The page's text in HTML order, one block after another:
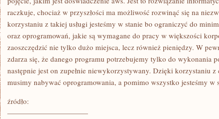
raczkuje, chociaż w przyszłości ma możliwość rozwinąć się na
korzystaniu z takiej usługi jesteśmy w stanie bo ograniczyć do
oraz oprogramowań, jakie są wymagane do pracy w większości
zaoszczędzić nie tylko dużo miejsca, lecz również pieniędzy. W
zdarza się, że danego programu potrzebujemy tylko do wykonania
następnie jest on zupełnie niewykorzystywany. Dzięki korzystaniu
musimy nabywać oprogramowania, a pomimo wszystko jesteśmy w
źródło:
———————————